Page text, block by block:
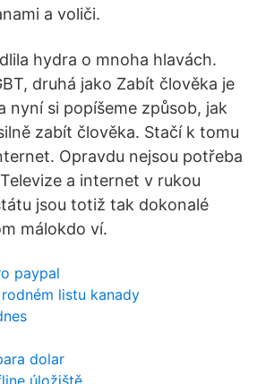
a voliči.
hydra o mnoha hlavách.
druhá jako Zabít člověka je
nyní si popíšeme způsob, jak
zabít člověka. Stačí k tomu
Opravdu nejsou potřeba
a internet v rukou
jsou totiž tak dokonalé
málokdo ví.
paypal
listu kanady
dolar
úložiště